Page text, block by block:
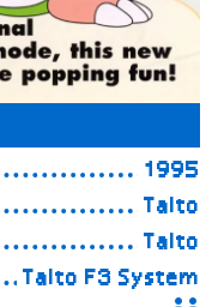
1995
Taito
Taito
Taito F3 System